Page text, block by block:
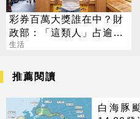
彩券百萬大獎誰在中？財
政部：「這類人」占逾6
成
生活
推薦閱讀
白海豚